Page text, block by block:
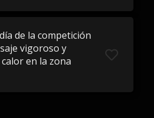
de la competición
vigoroso y
en la zona